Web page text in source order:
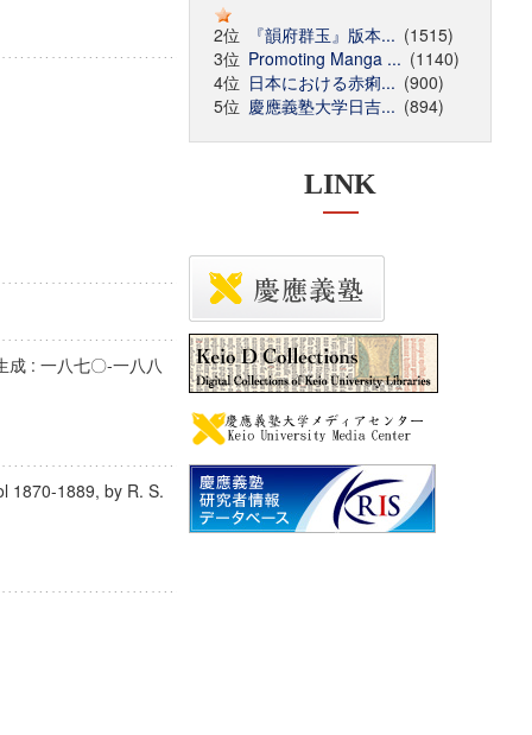
成 : 一八七〇-一八八
1870-1889, by R. S.
2位
『韻府群玉』版本... (1515)
3位 Promoting Manga ... (1140)
4位 日本における赤痢... (900)
5位 慶應義塾大学日吉... (894)
LINK